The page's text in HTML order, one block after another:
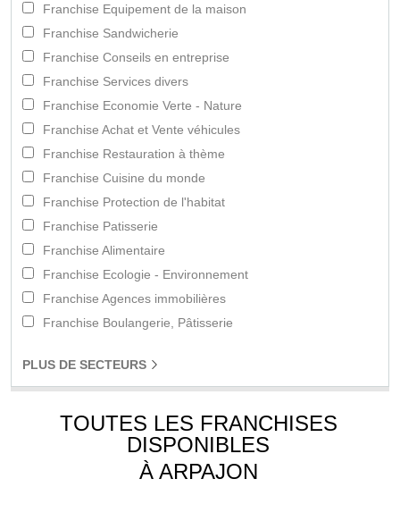
Franchise Equipement de la maison
Franchise Sandwicherie
Franchise Conseils en entreprise
Franchise Services divers
Franchise Economie Verte - Nature
Franchise Achat et Vente véhicules
Franchise Restauration à thème
Franchise Cuisine du monde
Franchise Protection de l'habitat
Franchise Patisserie
Franchise Alimentaire
Franchise Ecologie - Environnement
Franchise Agences immobilières
Franchise Boulangerie, Pâtisserie
PLUS DE SECTEURS
TOUTES LES FRANCHISES
DISPONIBLES
À ARPAJON